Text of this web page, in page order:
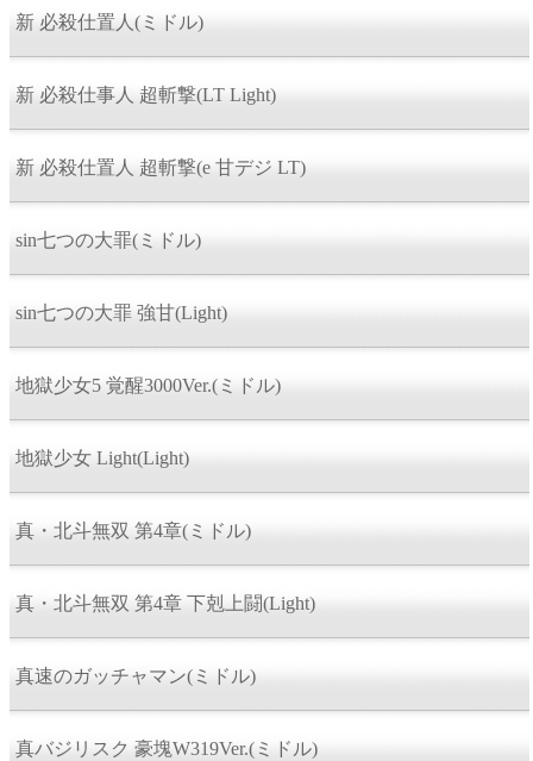
新 必殺仕置人(ミドル)
新 必殺仕事人 超斬撃(LT Light)
新 必殺仕置人 超斬撃(e 甘デジ LT)
sin七つの大罪(ミドル)
sin七つの大罪 強甘(Light)
地獄少女5 覚醒3000Ver.(ミドル)
地獄少女 Light(Light)
真・北斗無双 第4章(ミドル)
真・北斗無双 第4章 下剋上闘(Light)
真速のガッチャマン(ミドル)
真バジリスク 豪塊W319Ver.(ミドル)